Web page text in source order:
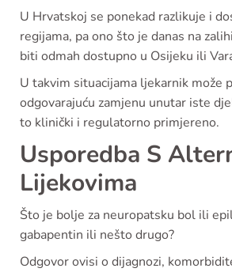
U Hrvatskoj se ponekad razlikuje i
regijama, pa ono što je danas na
biti odmah dostupno u Osijeku ili
U takvim situacijama ljekarnik može
odgovarajuću zamjenu unutar iste
to klinički i regulatorno primjereno.
Usporedba S
Lijekovima
Što je bolje za neuropatsku bol ili
gabapentin ili nešto drugo?
Odgovor ovisi o dijagnozi,